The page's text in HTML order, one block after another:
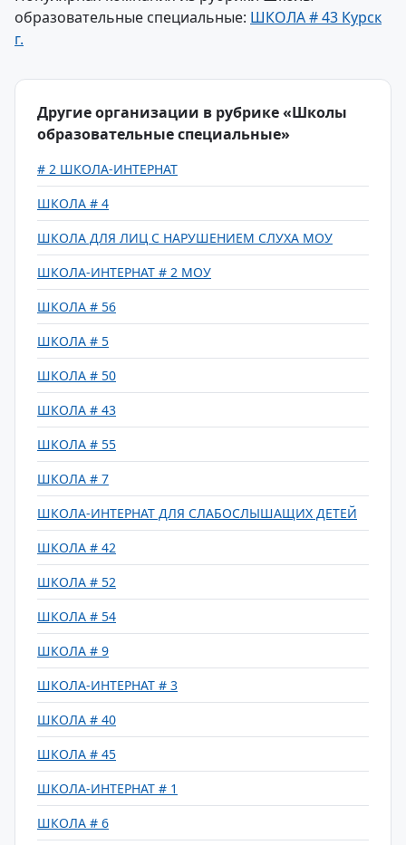
образовательные специальные: ШКОЛА # 43 Курск
г.
Другие организации в рубрике «Школы
образовательные специальные»
# 2 ШКОЛА-ИНТЕРНАТ
ШКОЛА # 4
ШКОЛА ДЛЯ ЛИЦ С НАРУШЕНИЕМ СЛУХА МОУ
ШКОЛА-ИНТЕРНАТ # 2 МОУ
ШКОЛА # 56
ШКОЛА # 5
ШКОЛА # 50
ШКОЛА # 43
ШКОЛА # 55
ШКОЛА # 7
ШКОЛА-ИНТЕРНАТ ДЛЯ СЛАБОСЛЫШАЩИХ ДЕТЕЙ
ШКОЛА # 42
ШКОЛА # 52
ШКОЛА # 54
ШКОЛА # 9
ШКОЛА-ИНТЕРНАТ # 3
ШКОЛА # 40
ШКОЛА # 45
ШКОЛА-ИНТЕРНАТ # 1
ШКОЛА # 6